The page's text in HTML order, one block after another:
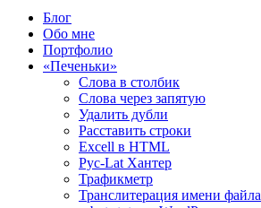
Блог
Обо мне
Портфолио
«Печеньки»
Слова в столбик
Слова через запятую
Удалить дубли
Расставить строки
Excell в HTML
Рус-Lat Хантер
Трафикметр
Транслитерация имени файла